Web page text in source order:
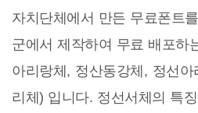
자치단체에서 만든 무료폰트
군에서 제작하여 무료 배포하
아리랑체, 정산동강체, 정선
리체) 입니다. 정선서체의 특